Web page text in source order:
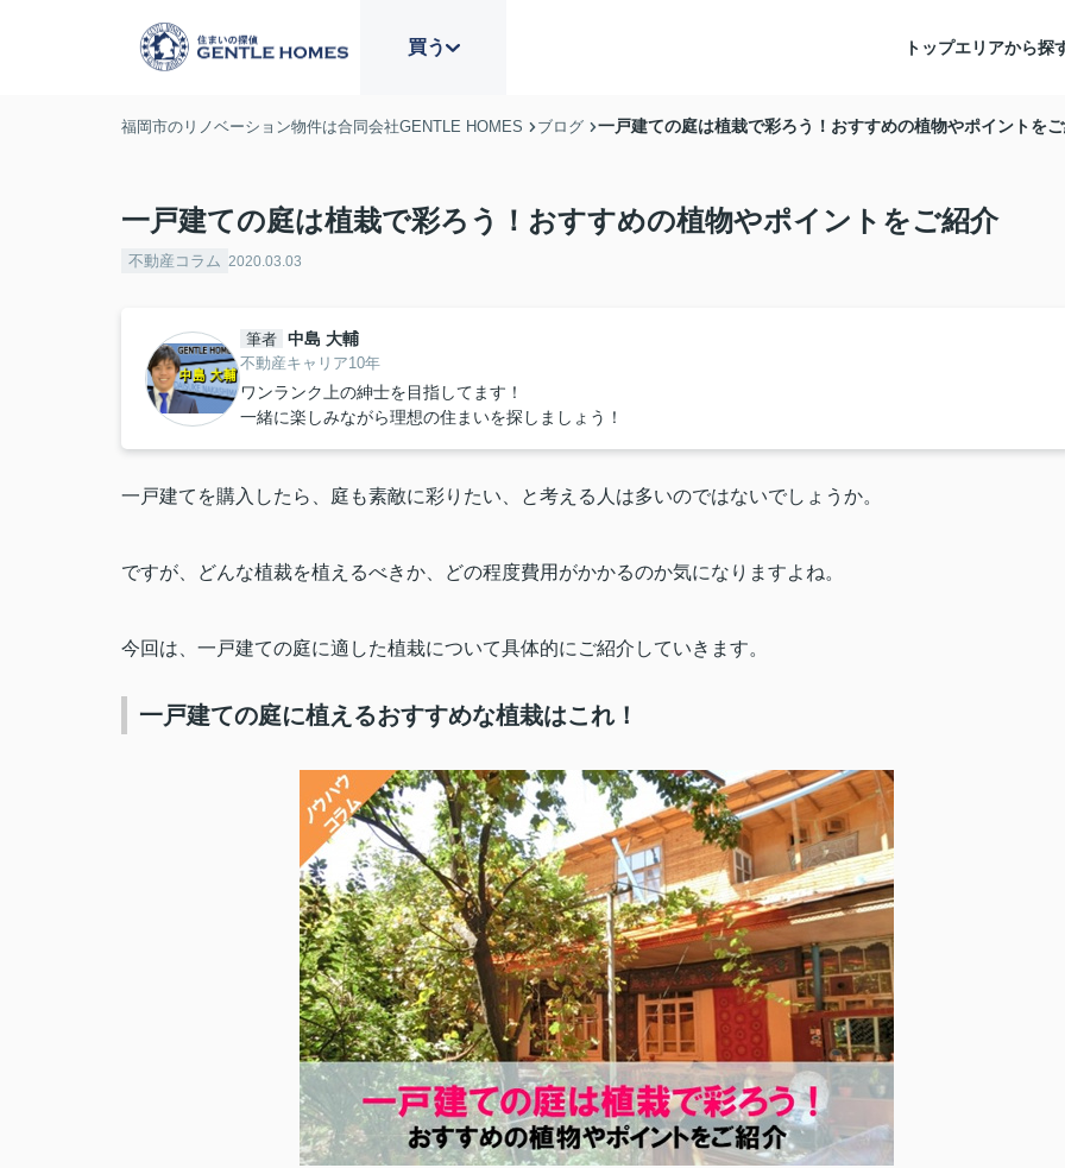
買う トップエリアから探
福岡市のリノベーション物件は合同会社GENTLE HOMES ブログ 一戸建ての庭は植栽で彩ろう！おすすめの植物やポイントを
一戸建ての庭は植栽で彩ろう！おすすめの植物やポイントをご紹介
不動産コラム 2020.03.03
筆者 中島 大輔
不動産キャリア10年
ワンランク上の紳士を目指してます！
一緒に楽しみながら理想の住まいを探しましょう！
一戸建てを購入したら、庭も素敵に彩りたい、と考える人は多いのではないでしょうか。
ですが、どんな植裁を植えるべきか、どの程度費用がかかるのか気になりますよね。
今回は、一戸建ての庭に適した植栽について具体的にご紹介していきます。
一戸建ての庭に植えるおすすめな植栽はこれ！